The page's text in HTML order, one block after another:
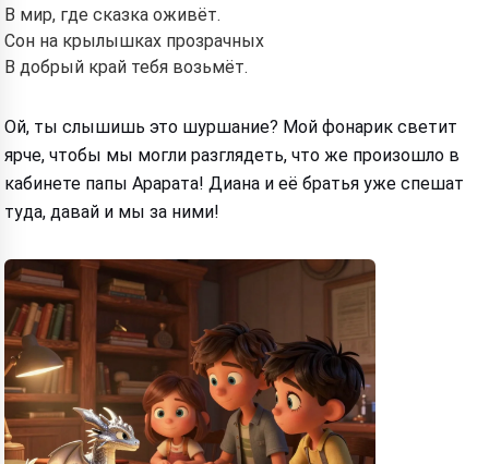
В мир, где сказка оживёт.
Сон на крылышках прозрачных
В добрый край тебя возьмёт.
Ой, ты слышишь это шуршание? Мой фонарик светит
ярче, чтобы мы могли разглядеть, что же произошло в
кабинете папы Арарата! Диана и её братья уже спешат
туда, давай и мы за ними!